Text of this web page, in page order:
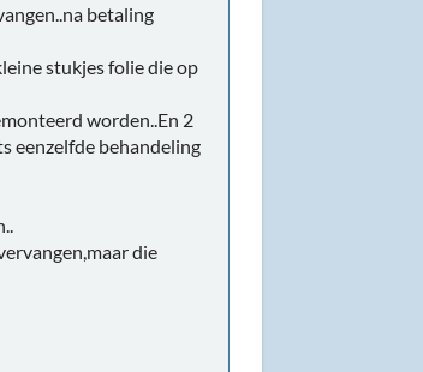
betaling
stukjes folie die op
worden..En 2
eenzelfde behandeling
die